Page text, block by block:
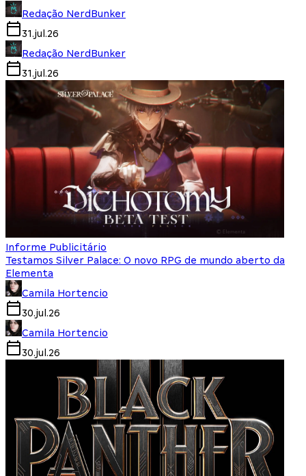
Redação NerdBunker
31.jul.26
Redação NerdBunker
31.jul.26
Informe Publicitário
Testamos Silver Palace: O novo RPG de mundo aberto da
Elementa
Camila Hortencio
30.jul.26
Camila Hortencio
30.jul.26